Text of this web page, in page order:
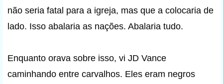
não seria fatal para a igreja, mas que a colocaria de
lado. Isso abalaria as nações. Abalaria tudo.
Enquanto orava sobre isso, vi JD Vance
caminhando entre carvalhos. Eles eram negros